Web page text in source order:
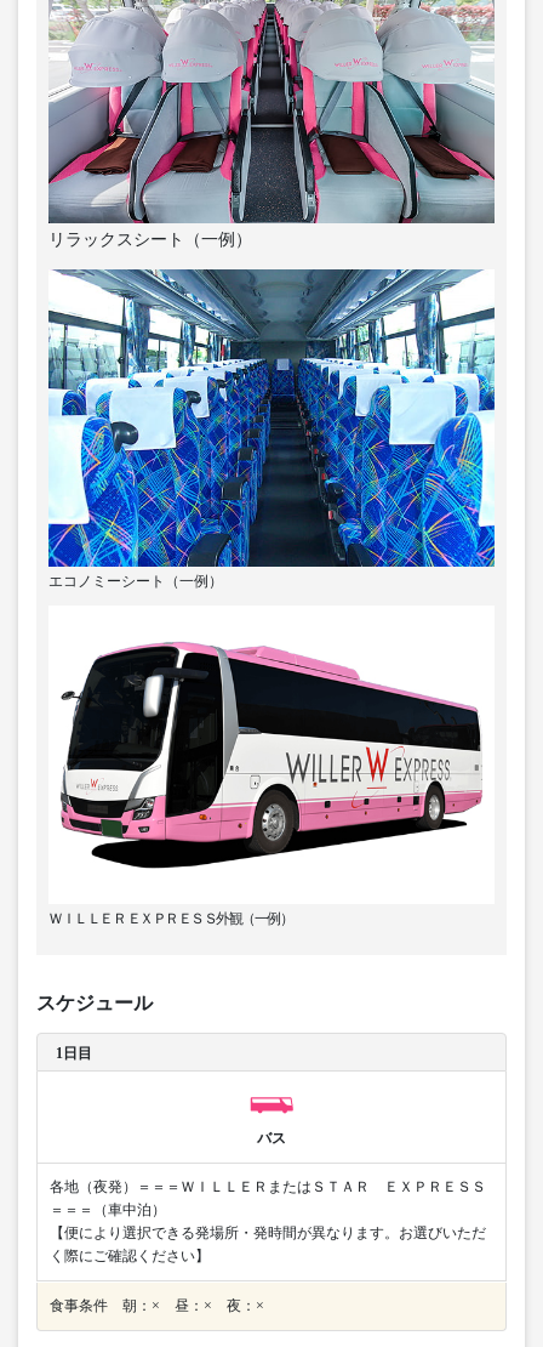
リラックスシート（一例）
エコノミーシート（一例）
ＷＩＬＬＥＲ ＥＸＰＲＥＳＳ外観（一例）
スケジュール
1日目
バス
各地（夜発）＝＝＝ＷＩＬＬＥＲまたはＳＴＡＲ ＥＸＰＲＥＳＳ
＝＝＝（車中泊）
【便により選択できる発場所・発時間が異なります。お選びいただ
く際にご確認ください】
食事条件 朝：× 昼：× 夜：×